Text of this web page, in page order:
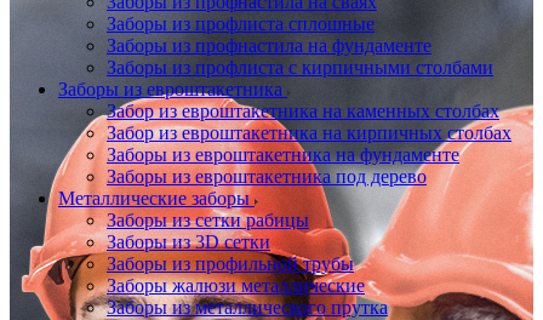
Заборы из профлиста сплошные
Заборы из профнастила на фундаменте
Заборы из профлиста с кирпичными столбами
Заборы из евроштакетника
Забор из евроштакетника на каменных столбах
Забор из евроштакетника на кирпичных столбах
Заборы из евроштакетника на фундаменте
Заборы из евроштакетника под дерево
Металлические заборы
Заборы из сетки рабицы
Заборы из 3D сетки
Заборы из профильной трубы
Заборы жалюзи металлические
Заборы из металлического прутка